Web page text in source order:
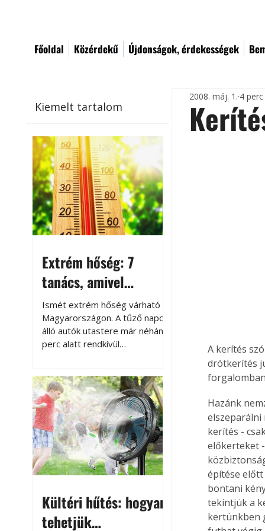
Főoldal Közérdekű Újdonságok, érdekességek
Kiemelt tartalom
Extrém hőség: 7
tanács, amivel
megóvhatjuk
autónkat a nyári
károktól
Ismét extrém hőség várható
Magyarországon. A tűző napon
álló autók utastere már néhány
perc alatt rendkívül
megközelítheti. Ez nemcsak a
beszállást teszi kellemetlenné,
hanem az autó állapotára és a
benne hagyott tárgyakra is
káros hatással lehet. Néhány
egyszerű óvintézkedéssel
azonban jelentősen
csökkenthetjük a hőség káros
Kültéri hűtés: hogyan
tehetjük
2008. máj. 1. 4
A kerítés
drótkerítés
Hazánk
kerítés -
előkerteket
építése
bontani
tekintjük a
kertünkben